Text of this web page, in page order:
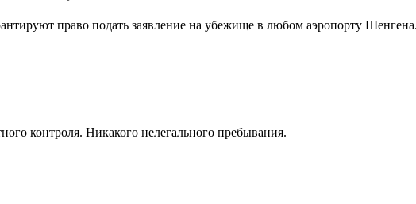
право подать заявление на убежище в любом аэропорту
контроля. Никакого нелегального пребывания.